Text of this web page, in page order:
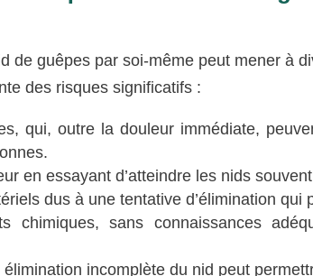
de guêpes par soi-même peut mener à
des risques significatifs :
qui, outre la douleur immédiate,
en essayant d’atteindre les nids
dus à une tentative d’élimination
chimiques, sans connaissances
incomplète du nid peut